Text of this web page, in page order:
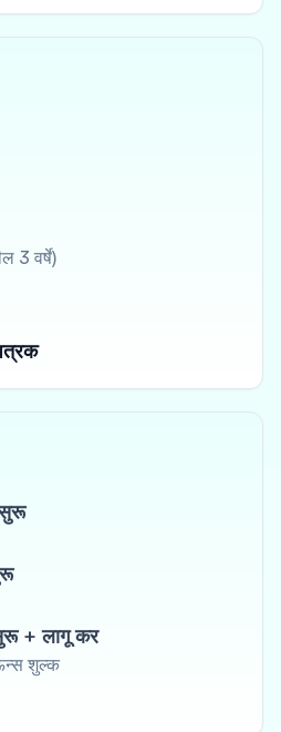
3 वर्षे)
सुरू
+ लागू कर
शुल्क